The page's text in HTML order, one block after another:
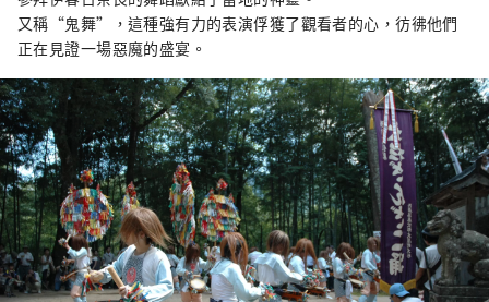
又稱“鬼舞”，這種強有力的表演俘獲了觀看者的心，彷彿他們
正在見證一場惡魔的盛宴。